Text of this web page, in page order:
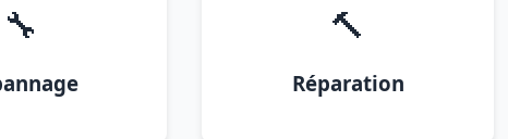
🔧 🔨
Réparation